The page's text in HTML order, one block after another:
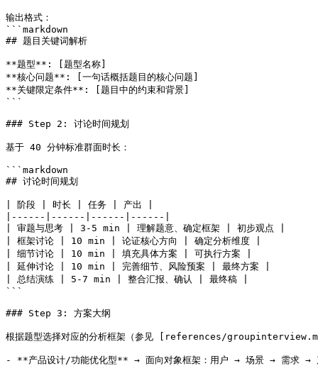
输出格式：
```markdown
## 题目关键词解析
**题型**: [题型名称]
**核心问题**: [一句话概括题目的核心问题]
**关键限定条件**: [题目中的约束和背景]
```
### Step 2: 讨论时间规划
基于 40 分钟标准群面时长：
```markdown
## 讨论时间规划
| 阶段 | 时长 | 任务 | 产出 |
|------|------|------|------|
| 审题与思考 | 3-5 min | 理解题意、确定框架 | 初步观点 |
| 框架讨论 | 10 min | 论证核心方向 | 确定分析维度 |
| 细节讨论 | 10 min | 填充具体方案 | 可执行方案 |
| 延伸讨论 | 10 min | 完善细节、风险预案 | 最终方案 |
| 总结演练 | 5-7 min | 整合汇报、确认 | 最终稿 |
```
### Step 3: 方案大纲
根据题型选择对应的分析框架（参见 [references/
- **产品设计/功能优化型** → 面向对象框架：用户 → 场景 → 需求 →